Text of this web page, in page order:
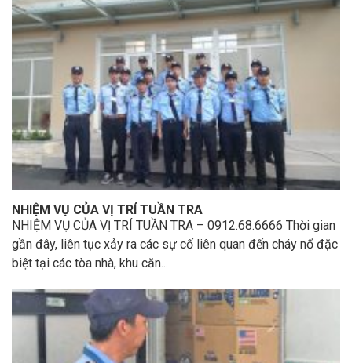
NHIỆM VỤ CỦA VỊ TRÍ TUẦN TRA
NHIỆM VỤ CỦA VỊ TRÍ TUẦN TRA – 0912.68.6666 Thời gian
gần đây, liên tục xảy ra các sự cố liên quan đến cháy nổ đặc
biệt tại các tòa nhà, khu căn...